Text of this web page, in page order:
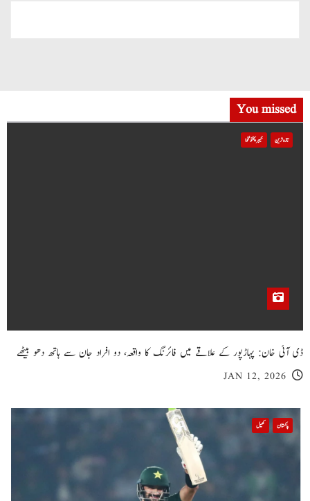
You missed
تازہ ترین خیبر پختونخوا
ڈی آئی خان: پہاڑپور کے علاقے میں فائرنگ کا واقعہ، دو افراد جان سے ہاتھ دھو بیٹھے
JAN 12, 2026
پاکستان کھیل